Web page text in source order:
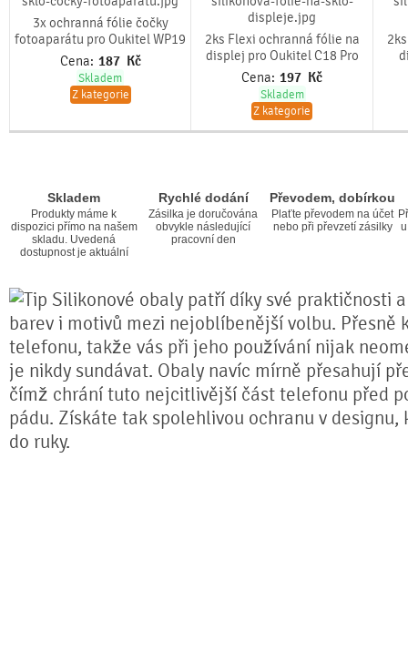
3x ochranná fólie čočky
fotoaparátu pro Oukitel WP19
Cena: 187 Kč
Skladem
Z kategorie
2ks Flexi ochranná fólie na
displej pro Oukitel C18 Pro
Cena: 197 Kč
Skladem
Z kategorie
Skladem
Produkty máme k
dispozici přímo na našem
skladu. Uvedená
dostupnost je aktuální
Rychlé dodání
Zásilka je doručována
obvykle následující
pracovní den
Převodem, dobírkou
Plaťte převodem na účet
nebo při převzetí zásilky
Silikonové obaly patří díky své praktičnosti
barev i motivů mezi nejoblíbenější volbu. Přesně
telefonu, takže vás při jeho používání nijak
je nikdy sundávat. Obaly navíc mírně přesahují
čímž chrání tuto nejcitlivější část telefonu před
pádu. Získáte tak spolehlivou ochranu v designu,
do ruky.